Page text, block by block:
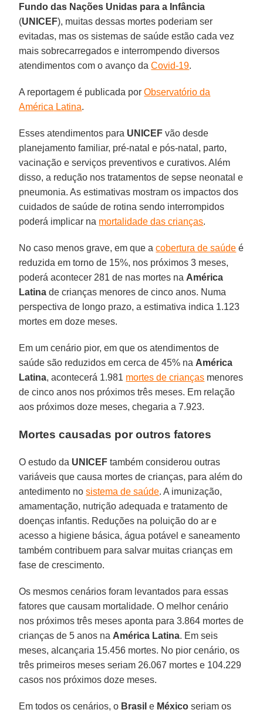
Fundo das Nações Unidas para a Infância
(UNICEF), muitas dessas mortes poderiam ser
evitadas, mas os sistemas de saúde estão cada vez
mais sobrecarregados e interrompendo diversos
atendimentos com o avanço daCovid-19.
A reportagem é publicada porObservatório da
América Latina.
Esses atendimentos para UNICEF vão desde
planejamento familiar, pré-natal e pós-natal, parto,
vacinação e serviços preventivos e curativos. Além
disso, a redução nos tratamentos de sepse neonatal e
pneumonia. As estimativas mostram os impactos dos
cuidados de saúde de rotina sendo interrompidos
poderá implicar na mortalidade das crianças.
No caso menos grave, em que acobertura de saúde é
reduzida em torno de 15%, nos próximos 3 meses,
poderá acontecer 281 de nas mortes na América
Latina de crianças menores de cinco anos. Numa
perspectiva de longo prazo, a estimativa indica 1.123
mortes em doze meses.
Em um cenário pior, em que os atendimentos de
saúde são reduzidos em cerca de 45% na América
Latina, acontecerá 1.981 mortes de crianças menores
de cinco anos nos próximos três meses. Em relação
aos próximos doze meses, chegaria a 7.923.
Mortes causadas por outros fatores
O estudo da UNICEF também considerou outras
variáveis que causa mortes de crianças, para além do
antedimento nosistema de saúde. A imunização,
amamentação, nutrição adequada e tratamento de
doenças infantis. Reduções na poluição do ar e
acesso a higiene básica, água potável e saneamento
também contribuem para salvar muitas crianças em
fase de crescimento.
Os mesmos cenários foram levantados para essas
fatores que causam mortalidade. O melhor cenário
nos próximos três meses aponta para 3.864 mortes de
crianças de 5 anos na América Latina. Em seis
meses, alcançaria 15.456 mortes. No pior cenário, os
três primeiros meses seriam 26.067 mortes e 104.229
casos nos próximos doze meses.
Em todos os cenários, o Brasil e México seriam os